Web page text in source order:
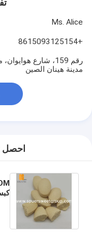
Ms. Alice
+8615093125154
رقم 159، شارع
مدينة هينان الصين